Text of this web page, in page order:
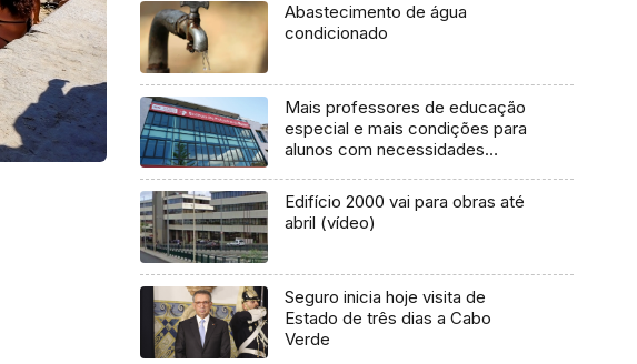
Abastecimento de água
condicionado
Mais professores de educação
especial e mais condições para
alunos com necessidades
Edifício 2000 vai para obras até
abril (vídeo)
Seguro inicia hoje visita de
Estado de três dias a Cabo
Verde